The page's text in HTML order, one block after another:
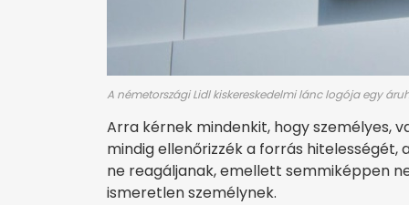
A németországi Lidl kiskereskedelmi lánc logója egy
Arra kérnek mindenkit, hogy személyes,
mindig ellenőrizzék a forrás
ne reagáljanak, emellett semmiképpen
ismeretlen személynek.